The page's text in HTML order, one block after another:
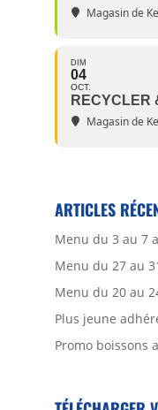
Magasin de
DIM
04
OCT.
RECYCLER
Magasin de
ARTICLES
Menu du 3 au 7
Menu du 27 au
Menu du 20 au
Plus jeune
Promo boissons